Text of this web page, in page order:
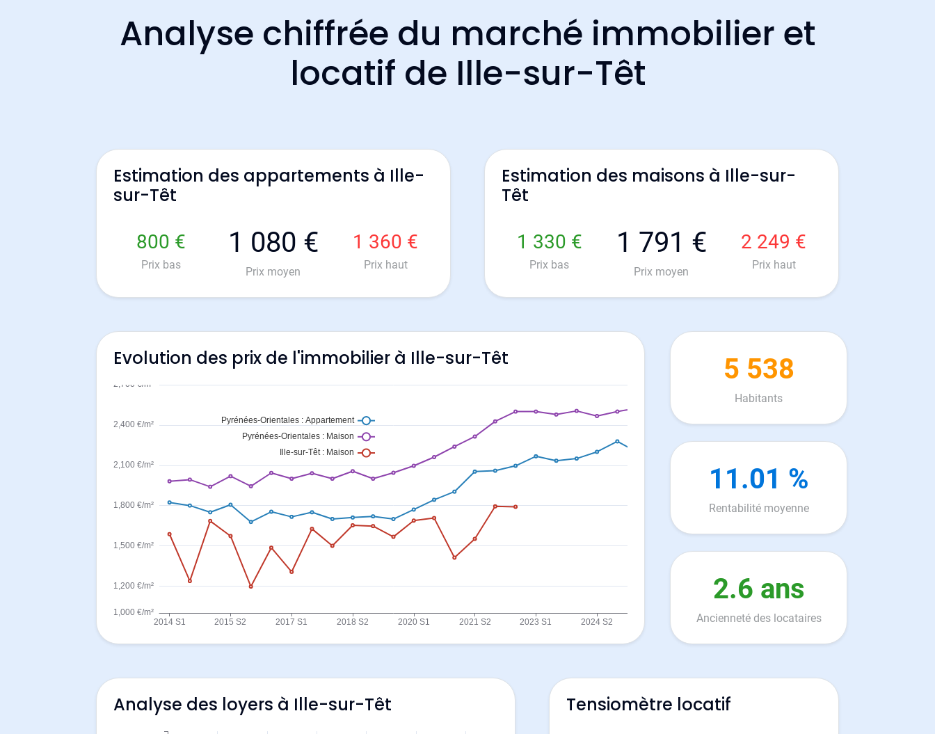
Analyse chiffrée du marché immobilier et
locatif de Ille-sur-Têt
Estimation des appartements à Ille-
sur-Têt
800 €
Prix bas
1 080 €
Prix moyen
1 360 €
Prix haut
Estimation des maisons à Ille-sur-
Têt
1 330 €
Prix bas
1 791 €
Prix moyen
2 249 €
Prix haut
Evolution des prix de l'immobilier à Ille-sur-Têt 5 538
Habitants
11.01 %
Rentabilité moyenne
2.6 ans
Ancienneté des locataires
Analyse des loyers à Ille-sur-Têt Tensiomètre locatif